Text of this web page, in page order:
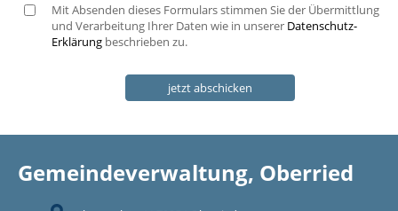
Mit Absenden dieses Formulars stimmen Sie der Übermittlung
und Verarbeitung Ihrer Daten wie in unserer Datenschutz-
Erklärungbeschrieben zu.
Gemeindeverwaltung, Oberried